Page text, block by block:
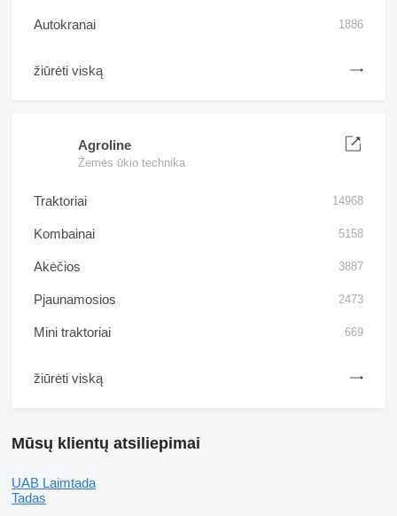
Autokranai 1886
žiūrėti viską
Agroline
Žemės ūkio technika
Traktoriai 14968
Kombainai 5158
Akėčios 3887
Pjaunamosios 2473
Mini traktoriai 669
žiūrėti viską
Mūsų klientų atsiliepimai
UAB Laimtada
Tadas